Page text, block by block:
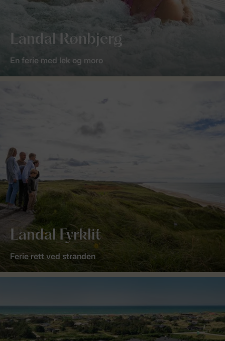
Landal Rønbjerg
En ferie med lek og moro
Landal Fyrklit
Ferie rett ved stranden